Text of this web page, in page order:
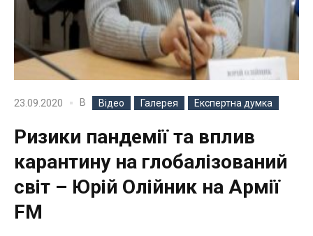
23.09.2020 В Відео Галерея Експертна думка
Ризики пандемії та вплив
карантину на глобалізований
світ – Юрій Олійник на Армії
FM